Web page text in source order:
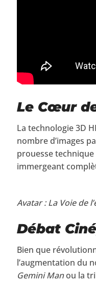
Le Cœur
La technologie 3D
nombre d’images
prouesse
immergeant
Avatar : La Voie de
Débat
Bien que
l’augmentation du
Gemini Manou la